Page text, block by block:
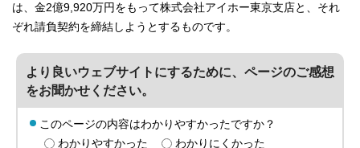
は、金2億9,920万円をもって株式会社アイホー東京支店と、それ
ぞれ請負契約を締結しようとするものです。
より良いウェブサイトにするために、ページのご感想
をお聞かせください。
このページの内容はわかりやすかったですか？
わかりやすかった
わかりにくかった